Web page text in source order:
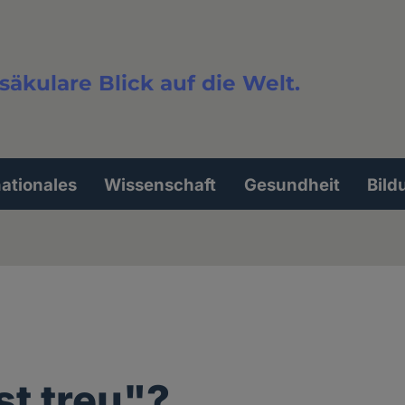
Blick auf die Welt.
Wissenschaft Gesundheit